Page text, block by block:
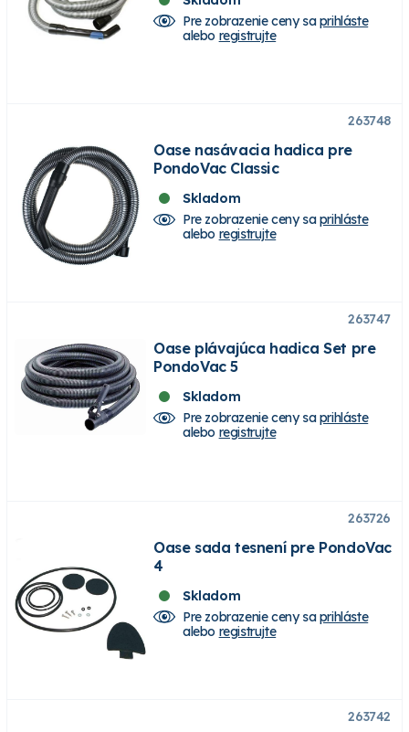
Pre zobrazenie ceny saprihláste
alebo registrujte
263748
Oase nasávacia hadica pre
PondoVac Classic
Skladom
Pre zobrazenie ceny saprihláste
alebo registrujte
263747
Oase plávajúca hadica Set pre
PondoVac 5
Skladom
Pre zobrazenie ceny saprihláste
alebo registrujte
263726
Oase sada tesnení pre PondoVac
4
Skladom
Pre zobrazenie ceny saprihláste
alebo registrujte
263742